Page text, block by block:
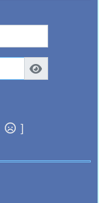
]